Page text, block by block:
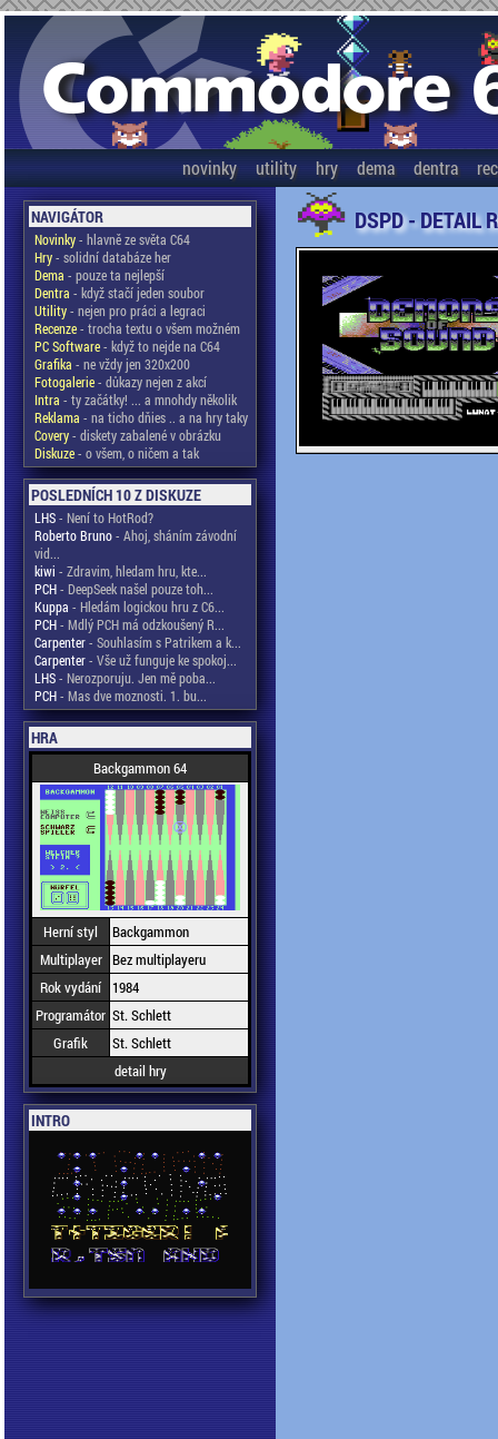
novinky utility hry dema dentra
NAVIGÁTOR
Novinky- hlavně ze světa C64
Hry- solidní databáze her
Dema - pouze ta nejlepší
Dentra - když stačí jeden soubor
Utility- nejen pro práci a legraci
Recenze- trocha textu o všem možném
PC Software- když to nejde na C64
Grafika - ne vždy jen 320x200
Fotogalerie- důkazy nejen z akcí
Intra - ty začátky! ... a mnohdy několik
Reklama - na ticho dňies .. a na hry taky
Covery- diskety zabalené v obrázku
Diskuze- o všem, o ničem a tak
POSLEDNÍCH 10 Z DISKUZE
LHS- Není to HotRod?
Roberto Bruno- Ahoj, sháním závodní
vid...
kiwi - Zdravim, hledam hru, kte...
PCH- DeepSeek našel pouze toh...
Kuppa - Hledám logickou hru z C6...
PCH- Mdlý PCH má odzkoušený R...
Carpenter- Souhlasím s Patrikem a k...
Carpenter- Vše už funguje ke spokoj...
LHS- Nerozporuju. Jen mě poba...
PCH- Mas dve moznosti. 1. bu...
HRA
Backgammon 64
Herní styl
Backgammon
Multiplayer Bez multiplayeru
Rok vydání
1984
Programátor St. Schlett
Grafik
St. Schlett
detail hry
INTRO
DSPD - DETAIL